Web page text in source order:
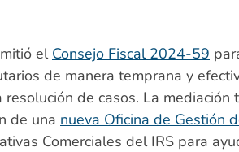
el Consejo Fiscal 2024-59
de manera temprana y
resolución de casos. La
de una nueva Oficina de Gestión
Comerciales del IRS para